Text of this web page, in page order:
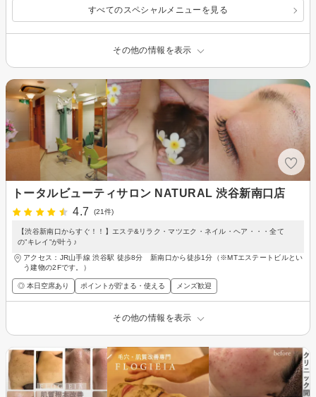
すべてのスペシャルメニューを見る
その他の情報を表示
トータルビューティサロン NATURAL 渋谷新南口店
4.7
(21件)
【渋谷新南口からすぐ！！】エステ&リラク・マツエク・ネイル・ヘア・・・全て
の”キレイ”が叶う♪
アクセス：JR山手線 渋谷駅 徒歩8分 新南口から徒歩1分（※MTエステートビルとい
う建物の2Fです。）
◎ 本日空席あり ポイントが貯まる・使える メンズ歓迎
その他の情報を表示